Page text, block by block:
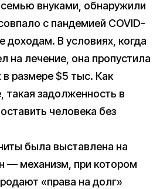
внуками, обнаружили
с пандемией COVID-
доходам. В условиях, когда
на лечение, она пропустила
размере $5 тыс. Как
такая задолженность в
человека без
была выставлена на
— механизм, при котором
«права на долг»